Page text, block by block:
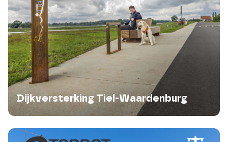
Dijkversterking Tiel-Waardenburg